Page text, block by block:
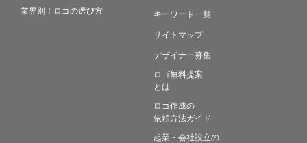
業界別！ロゴの選び方
キーワード一覧
サイトマップ
デザイナー募集
ロゴ無料提案
とは
ロゴ作成の
依頼方法ガイド
起業・会社設立の